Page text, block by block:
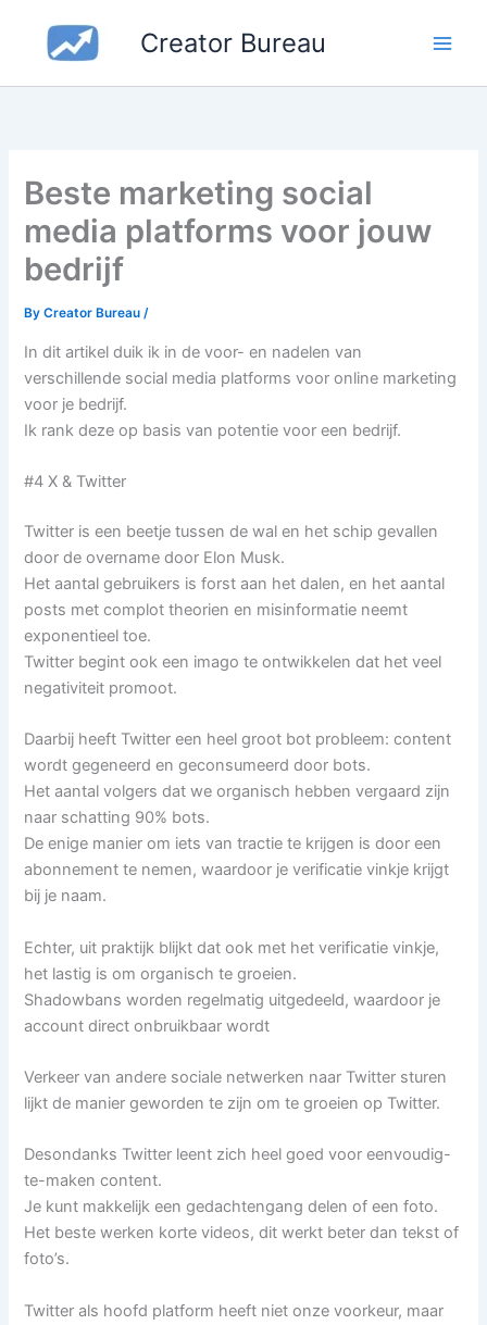
content
Creator Bureau
Beste marketing social
media platforms voor jouw
bedrijf
ByCreator Bureau/
In dit artikel duik ik in de voor- en nadelen van
verschillende social media platforms voor online marketing
voor je bedrijf.
Ik rank deze op basis van potentie voor een bedrijf.
#4 X & Twitter
Twitter is een beetje tussen de wal en het schip gevallen
door de overname door Elon Musk.
Het aantal gebruikers is forst aan het dalen, en het aantal
posts met complot theorien en misinformatie neemt
exponentieel toe.
Twitter begint ook een imago te ontwikkelen dat het veel
negativiteit promoot.
Daarbij heeft Twitter een heel groot bot probleem: content
wordt gegeneerd en geconsumeerd door bots.
Het aantal volgers dat we organisch hebben vergaard zijn
naar schatting 90% bots.
De enige manier om iets van tractie te krijgen is door een
abonnement te nemen, waardoor je verificatie vinkje krijgt
bij je naam.
Echter, uit praktijk blijkt dat ook met het verificatie vinkje,
het lastig is om organisch te groeien.
Shadowbans worden regelmatig uitgedeeld, waardoor je
account direct onbruikbaar wordt
Verkeer van andere sociale netwerken naar Twitter sturen
lijkt de manier geworden te zijn om te groeien op Twitter.
Desondanks Twitter leent zich heel goed voor eenvoudig-
te-maken content.
Je kunt makkelijk een gedachtengang delen of een foto.
Het beste werken korte videos, dit werkt beter dan tekst of
foto’s.
Twitter als hoofd platform heeft niet onze voorkeur, maar